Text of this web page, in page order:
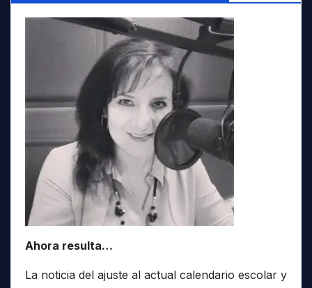
Ahora resulta…
La noticia del ajuste al actual calendario escolar y